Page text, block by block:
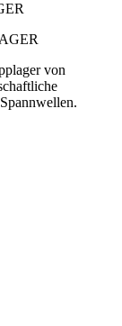
von